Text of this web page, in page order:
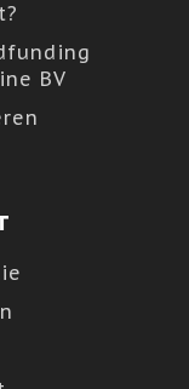
BV